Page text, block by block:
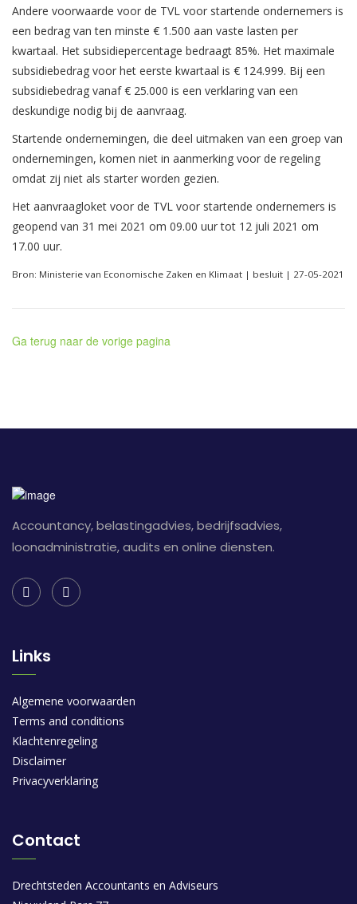
Andere voorwaarde voor de TVL voor startende ondernemers is
een bedrag van ten minste € 1.500 aan vaste lasten per
kwartaal. Het subsidiepercentage bedraagt 85%. Het maximale
subsidiebedrag voor het eerste kwartaal is € 124.999. Bij een
subsidiebedrag vanaf € 25.000 is een verklaring van een
deskundige nodig bij de aanvraag.
Startende ondernemingen, die deel uitmaken van een groep van
ondernemingen, komen niet in aanmerking voor de regeling
omdat zij niet als starter worden gezien.
Het aanvraagloket voor de TVL voor startende ondernemers is
geopend van 31 mei 2021 om 09.00 uur tot 12 juli 2021 om
17.00 uur.
Bron: Ministerie van Economische Zaken en Klimaat | besluit | 27-05-2021
Ga terug naar de vorige pagina
Accountancy, belastingadvies, bedrijfsadvies,
loonadministratie, audits en online diensten.
Links
Algemene voorwaarden
Terms and conditions
Klachtenregeling
Disclaimer
Privacyverklaring
Contact
Drechtsteden Accountants en Adviseurs